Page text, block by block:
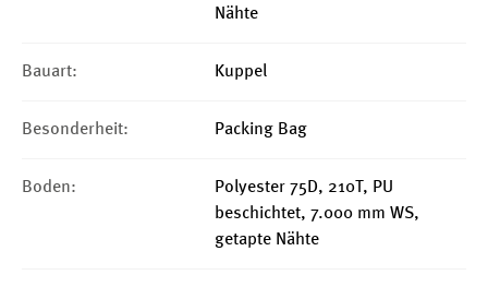
Nähte
Bauart: Kuppel
Besonderheit: Packing Bag
Boden:
Polyester 75D, 210T, PU
beschichtet, 7.000 mm WS,
getapte Nähte